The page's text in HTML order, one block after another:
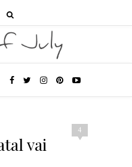
4
vai